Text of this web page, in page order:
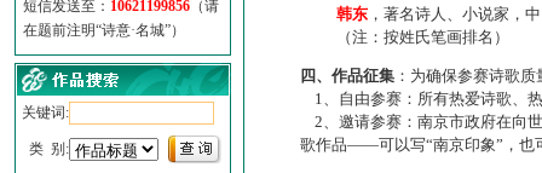
短信发送至： 10621199856 （请
在题前注明“诗意·名城”）
关键词:
类 别:
韩东 ，著名诗人、小说家，
（注：按姓氏笔画排名）
四、作品征集 ：为确保参赛诗歌
1、自由参赛：所有热爱诗歌、
2、邀请参赛：南京市政府在向
歌作品——可以写“南京印象”，也